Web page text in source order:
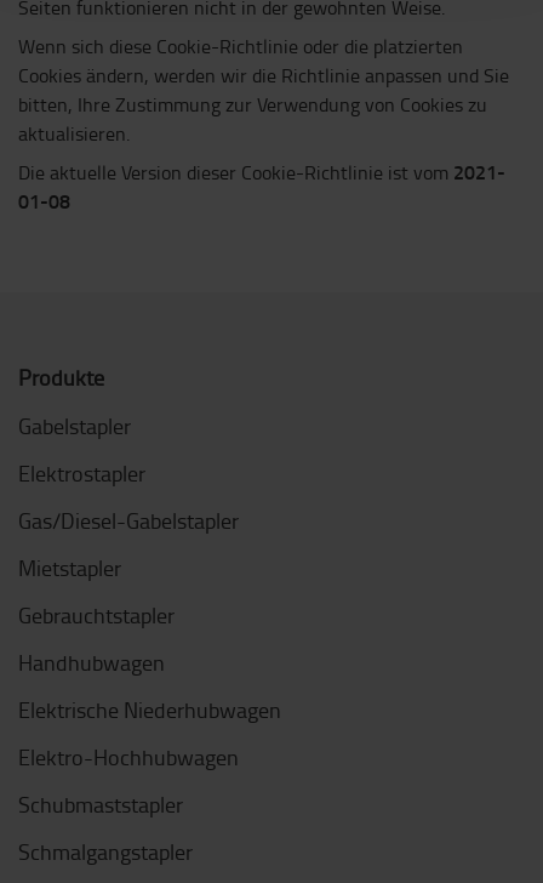
Seiten funktionieren nicht in der gewohnten Weise.
Wenn sich diese Cookie-Richtlinie oder die platzierten
Cookies ändern, werden wir die Richtlinie anpassen und Sie
bitten, Ihre Zustimmung zur Verwendung von Cookies zu
aktualisieren.
Die aktuelle Version dieser Cookie-Richtlinie ist vom 2021-
01-08
Produkte
Gabelstapler
Elektrostapler
Gas/Diesel-Gabelstapler
Mietstapler
Gebrauchtstapler
Handhubwagen
Elektrische Niederhubwagen
Elektro-Hochhubwagen
Schubmaststapler
Schmalgangstapler